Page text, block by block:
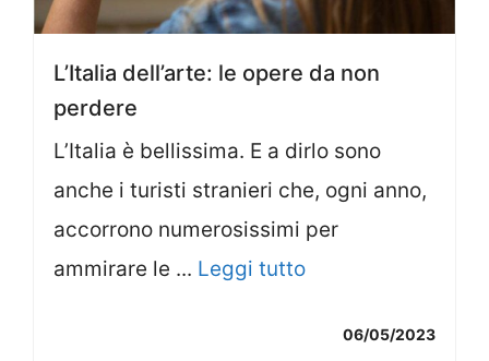
L’Italia dell’arte: le opere da non
perdere
L’Italia è bellissima. E a dirlo sono
anche i turisti stranieri che, ogni anno,
accorrono numerosissimi per
ammirare le ... Leggi tutto
06/05/2023